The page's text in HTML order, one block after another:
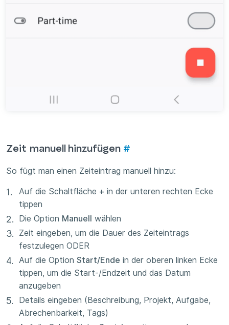
Zeit manuell hinzufügen #
So fügt man einen Zeiteintrag manuell hinzu:
Auf die Schaltfläche + in der unteren rechten Ecke
tippen
Die Option Manuell wählen
Zeit eingeben, um die Dauer des Zeiteintrags
festzulegen ODER
Auf die Option Start/Ende in der oberen linken Ecke
tippen, um die Start-/Endzeit und das Datum
anzugeben
Details eingeben (Beschreibung, Projekt, Aufgabe,
Abrechenbarkeit, Tags)